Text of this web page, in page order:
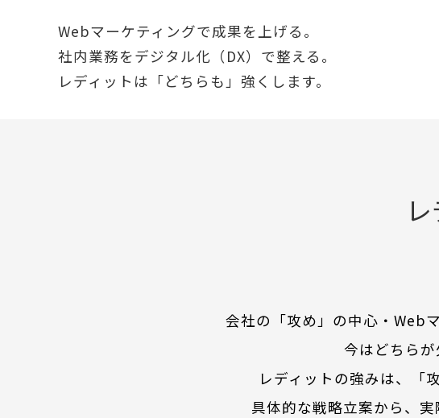
Webマーケティングで成果を上げる。
社内業務をデジタル化（DX）で整える。
レディットは「どちらも」強くします。
会社の「攻め」の中心・Web
今はどちら
レディットの強みは、「
具体的な戦略立案から、